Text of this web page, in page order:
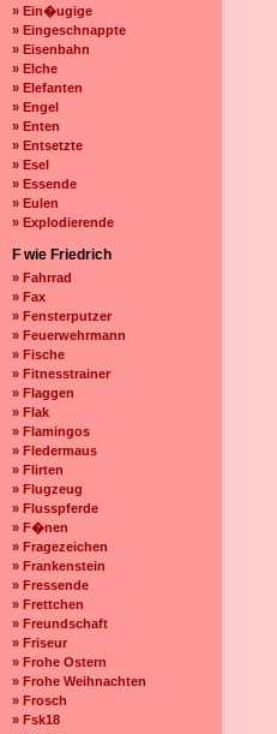
» Ein�ugige
» Eingeschnappte
» Eisenbahn
» Elche
» Elefanten
» Engel
» Enten
» Entsetzte
» Esel
» Essende
» Eulen
» Explodierende
F wie Friedrich
» Fahrrad
» Fax
» Fensterputzer
» Feuerwehrmann
» Fische
» Fitnesstrainer
» Flaggen
» Flak
» Flamingos
» Fledermaus
» Flirten
» Flugzeug
» Flusspferde
» F�nen
» Fragezeichen
» Frankenstein
» Fressende
» Frettchen
» Freundschaft
» Friseur
» Frohe Ostern
» Frohe Weihnachten
» Frosch
» Fsk18